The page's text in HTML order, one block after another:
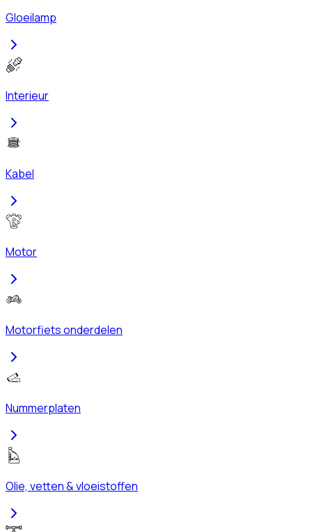
Gloeilamp
Interieur
Kabel
Motor
Motorfiets onderdelen
Nummerplaten
Olie, vetten & vloeistoffen